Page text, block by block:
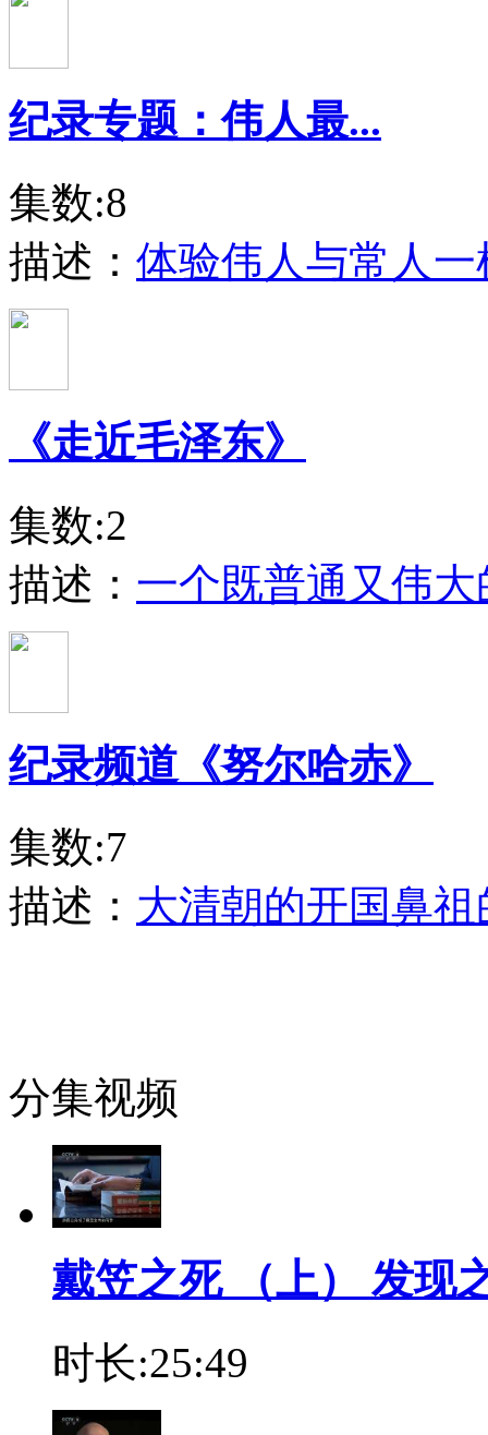
纪录专题：伟人最...
集数:8
描述： 体验伟人与常人
《走近毛泽东》
集数:2
描述： 一个既普通又伟
纪录频道《努尔哈赤》
集数:7
描述： 大清朝的开国鼻
分集视频
戴笠之死 （上） 发现
时长:25:49